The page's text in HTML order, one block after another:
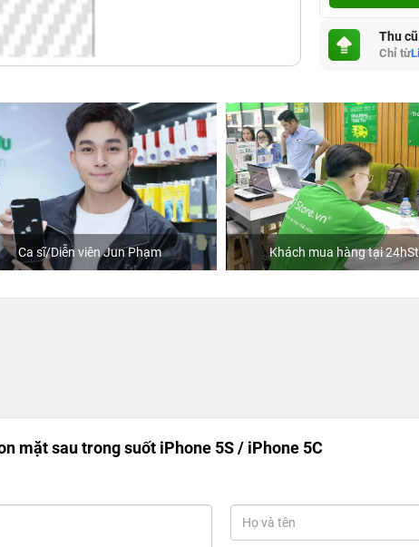
Thu
Chỉ từ
Ca sĩ/Diễn viên Jun Phạm Khách mua hàng tại
mặt sau trong suốt iPhone 5S / iPhone 5C